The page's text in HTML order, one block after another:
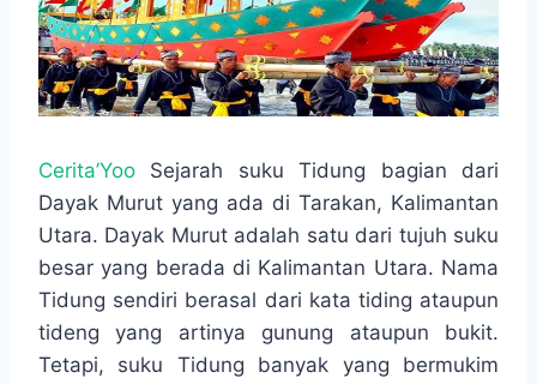
Cerita’Yoo Sejarah suku Tidung bagian dari
Dayak Murut yang ada di Tarakan, Kalimantan
Utara. Dayak Murut adalah satu dari tujuh suku
besar yang berada di Kalimantan Utara. Nama
Tidung sendiri berasal dari kata tiding ataupun
tideng yang artinya gunung ataupun bukit.
Tetapi, suku Tidung banyak yang bermukim